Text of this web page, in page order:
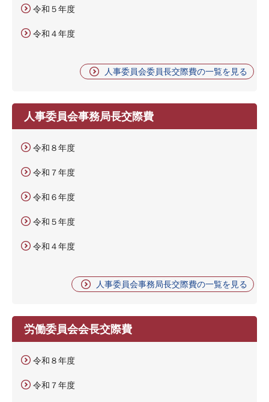
令和５年度
令和４年度
人事委員会委員長交際費の一覧を見る
人事委員会事務局長交際費
令和８年度
令和７年度
令和６年度
令和５年度
令和４年度
人事委員会事務局長交際費の一覧を見る
労働委員会会長交際費
令和８年度
令和７年度